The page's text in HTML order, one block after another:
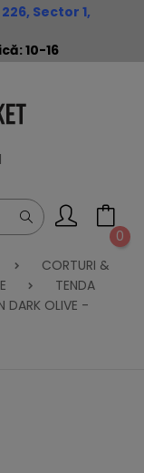
Sector 1,
10-16
0
CORTURI &
TENDA
DARK OLIVE -